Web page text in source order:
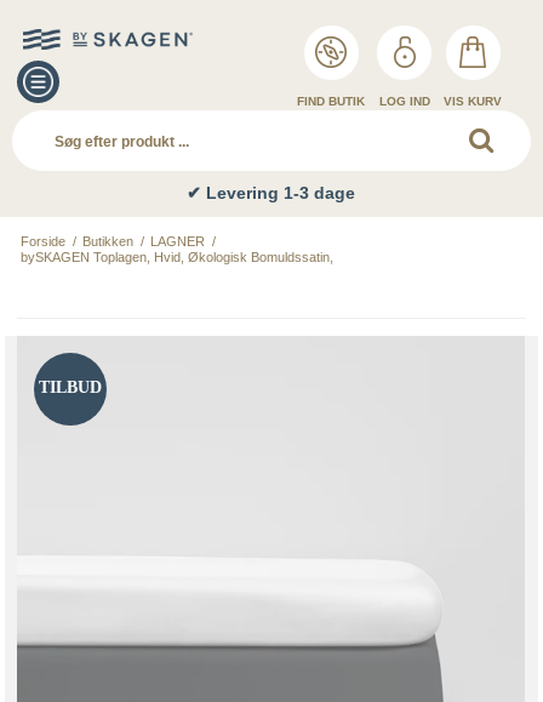
FIND BUTIK LOG IND VIS KURV
✔ Levering 1-3 dage
Forside / Butikken / LAGNER /
bySKAGEN Toplagen, Hvid, Økologisk Bomuldssatin,
TILBUD